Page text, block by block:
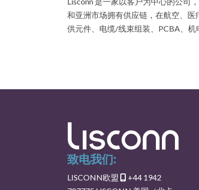
和亚洲市场拥有供应链，在航空、
供元件、电缆/线束组装、PCBA、
致电我们:
LISCONN欧盟
+44 1942